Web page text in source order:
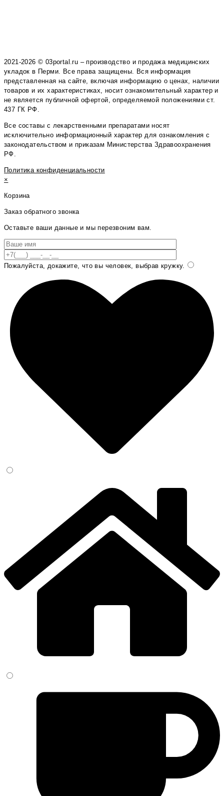
2021-2026 © 03portal.ru – производство и продажа медицинских
укладок в Перми. Все права защищены. Вся информация
представленная на сайте, включая информацию о ценах, наличии
товаров и их характеристиках, носит ознакомительный характер и
не является публичной офертой, определяемой положениями ст.
437 ГК РФ.
Все составы с лекарственными препаратами носят
исключительно информационный характер для ознакомления с
законодательством и приказам Министерства Здравоохранения
РФ.
Политика конфиденциальности
×
Корзина
Заказ обратного звонка
Оставьте ваши данные и мы перезвоним вам.
Пожалуйста, докажите, что вы человек, выбрав кружку.